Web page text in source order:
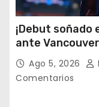
¡Debut
ante
histórico en la
Ago 5, 2026
Comentarios